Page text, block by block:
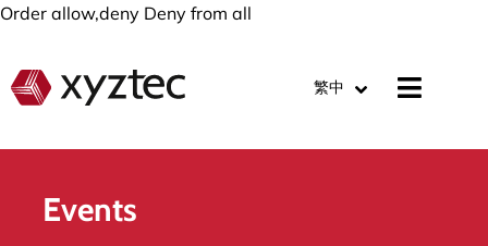
Order allow,deny Deny from all
繁中
Events